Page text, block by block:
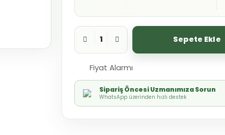
Sepete Ekle
Fiyat Alarmı
Sipariş Öncesi Uzmanımıza Sorun
WhatsApp üzerinden hızlı destek